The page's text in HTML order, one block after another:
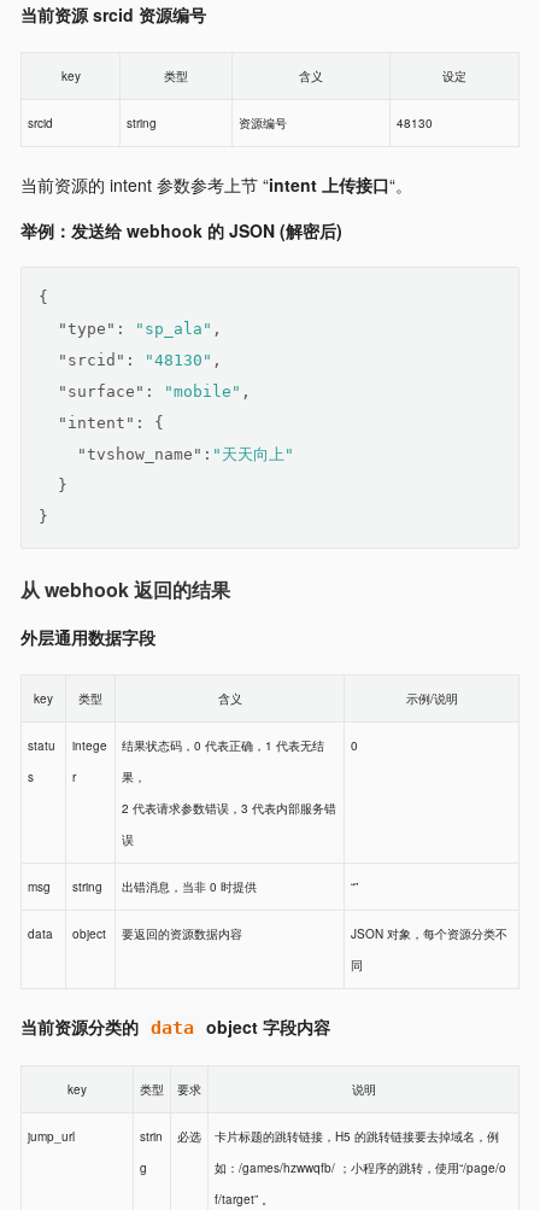
当前资源 srcid 资源编号
key 类型 含义 设定
srcid string 资源编号 48130
当前资源的 intent 参数参考上节 “intent 上传接口“。
举例：发送给 webhook 的 JSON (解密后)
{
"type" : "sp_ala" ,
"srcid" : "48130" ,
"surface" : "mobile" ,
"intent" : {
"tvshow_name" : "天天向上"
  }
}
从 webhook 返回的结果
外层通用数据字段
key 类型 含义 示例/说明
statu
s
intege
r
结果状态码，0 代表正确，1 代表无结
果，
2 代表请求参数错误，3 代表内部服务错
误
0
msg string 出错消息，当非 0 时提供 “”
data object 要返回的资源数据内容
JSON 对象，每个资源分类不
同
当前资源分类的 data object 字段内容
key 类型 要求 说明
jump_url
strin
g
必选
卡片标题的跳转链接，H5 的跳转链接要去掉域名，例
如：/games/hzwwqfb/ ；小程序的跳转，使用“/page/o
f/target” 。